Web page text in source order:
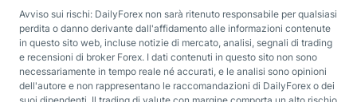
Avviso sui rischi: DailyForex non sarà ritenuto responsabile per qualsiasi
perdita o danno derivante dall'affidamento alle informazioni contenute
in questo sito web, incluse notizie di mercato, analisi, segnali di trading
e recensioni di broker Forex. I dati contenuti in questo sito non sono
necessariamente in tempo reale né accurati, e le analisi sono opinioni
dell'autore e non rappresentano le raccomandazioni di DailyForex o dei